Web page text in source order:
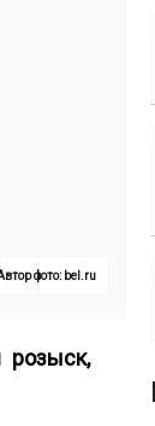
фото: bel.ru
розыск,